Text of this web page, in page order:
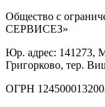
Общество с
СЕРВИСЕЗ»
Юр. адрес: 141273,
Григорково, тер.
ОГРН